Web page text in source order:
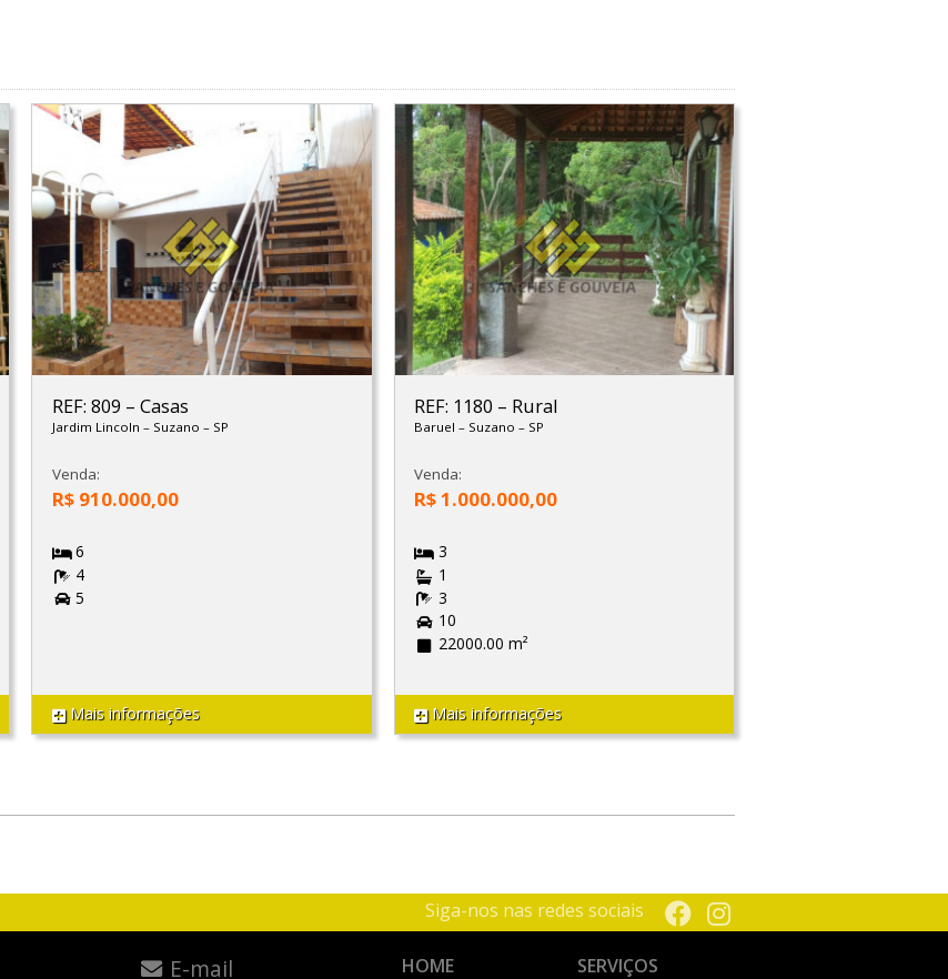
REF: 809 – Casas
Jardim Lincoln – Suzano – SP
Venda:
R$ 910.000,00
6
4
5
Mais informações
REF: 1180 – Rural
Baruel– Suzano– SP
Venda:
R$ 1.000.000,00
3
1
3
10
22000.00 m²
Mais informações
Siga-nos nas redes sociais
E-mail HOME SERVIÇOS